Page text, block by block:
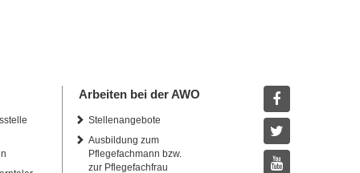
Arbeiten bei der AWO
Stellenangebote
Ausbildung zum
Pflegefachmann bzw.
zur Pflegefachfrau
Facebook
Twitter